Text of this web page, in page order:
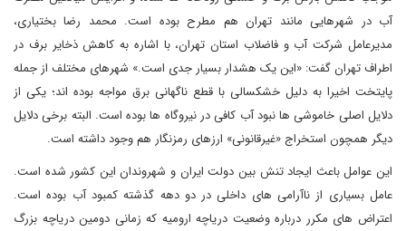
آب در شهرهایی مانند تهران هم مطرح بوده است. محمد رضا بختیاری،
مدیرعامل شرکت آب و فاضلاب استان تهران، با اشاره به کاهش ذخایر برف در
اطراف تهران گفت: «این یک هشدار بسیار جدی است.» شهرهای مختلف از جمله
پایتخت اخیرا به دلیل خشکسالی با قطع ناگهانی برق مواجه بوده اند؛ یکی از
دلایل اصلی خاموشی ها نبود آب کافی در نیروگاه ها بوده است. البته برخی دلایل
دیگر همچون استخراج «غیرقانونی» ارزهای رمزنگار هم وجود داشته است.
این عوامل باعث ایجاد تنش بین دولت ایران و شهروندان این کشور شده است.
عامل بسیاری از ناآرامی های داخلی در دو دهه گذشته کمبود آب بوده است.
اعتراض های مکرر درباره وضعیت دریاچه ارومیه که زمانی دومین دریاچه بزرگ